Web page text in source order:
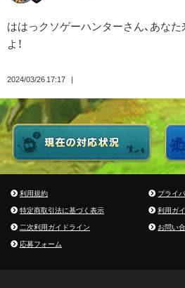
ははっクソゲーハンターさん、あな
よ！
2024/03/26 17:17
利用規約
プライ
特定商取引法に基づく表示
利用ガ
二次利用ガイドライン
お問い
応募フォーム